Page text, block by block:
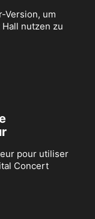
Version, um
nutzen zu
pour utiliser
Concert